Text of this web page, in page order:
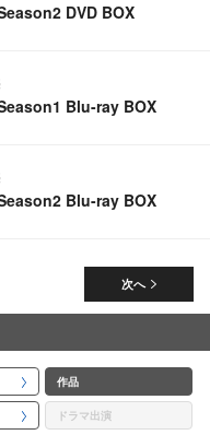
DVD BOX
Blu-ray BOX
Blu-ray BOX
次へ
作品
ドラマ出演